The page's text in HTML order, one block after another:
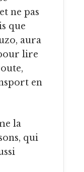
ne pas
que
aura
lire
en
qui